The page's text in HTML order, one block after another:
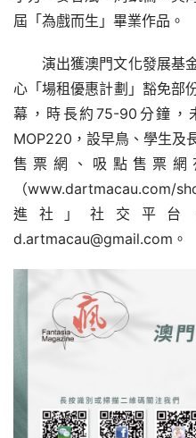
屆「為戲而生」畢業作品。
演出獲澳門文化發展基
心「場租優惠計劃」豁免部
幕，時長約75-90分鐘，
MOP220，設早鳥、學生及
售票網、吸點售票
（www.dartmacau.com/
進社」社交平台
d.artmacau@gmail.com。